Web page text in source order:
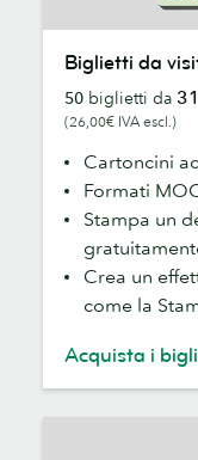
visita
Biglietti da
50 biglietti da
(26,00€ IVA escl.)
Cartoncini
Formati
Stampa un
Crea un
come la
Acquista i